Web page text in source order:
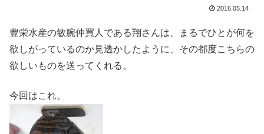
2016.05.14
豊栄水産の敏腕仲買人である翔さんは、まるでひとが何を
欲しがっているのか見透かしたように、その都度こちらの
欲しいものを送ってくれる。
今回はこれ。